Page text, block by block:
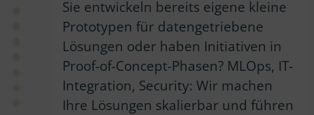
Sie entwickeln bereits eigene kleine
Prototypen für datengetriebene
Lösungen oder haben Initiativen in
Proof-of-Concept-Phasen? MLOps, IT-
Integration, Security: Wir machen
Ihre Lösungen skalierbar und führen